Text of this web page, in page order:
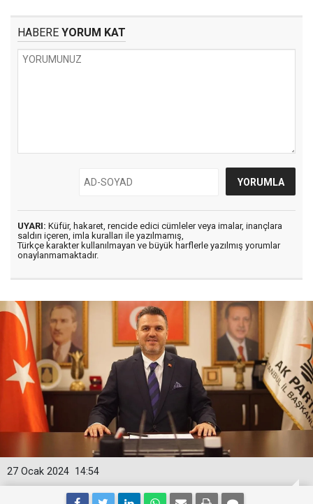
HABERE YORUM KAT
UYARI: Küfür, hakaret, rencide edici cümleler veya imalar, inançlara
saldırı içeren, imla kuralları ile yazılmamış,
Türkçe karakter kullanılmayan ve büyük harflerle yazılmış yorumlar
onaylanmamaktadır.
14:54
27 Ocak 2024